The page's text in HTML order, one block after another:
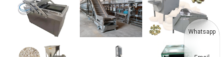
Whatsapp